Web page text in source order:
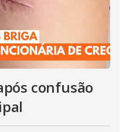
confusão